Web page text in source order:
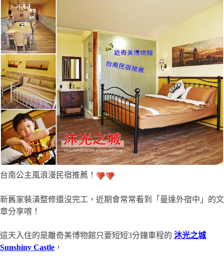
台南公主風浪漫民宿推薦！
新舊家裝潢整修還沒完工，近期會常常看到「曼達外宿中」的文
章分享唷！
這天入住的是離奇美博物館只要短短3分鐘車程的 沐光之城
Sunshiny Castle ，